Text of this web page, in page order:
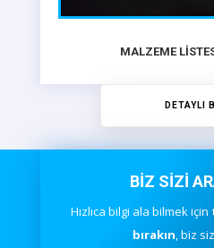
MALZEME
DETAYLI
BİZ SİZİ
Hızlıca bilgi ala bilmek için
bırakın , biz